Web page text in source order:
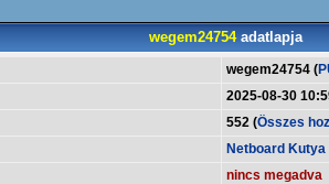
wegem24754adatlapja
wegem24754 (
2025-08-30
552 (Összes
Netboard Kutya
nincs megadva